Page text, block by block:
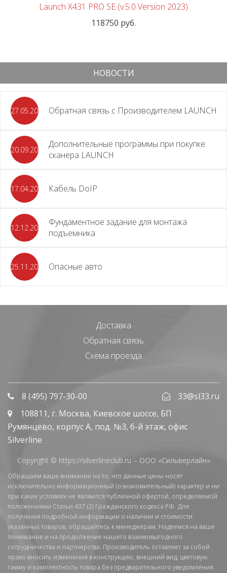
Launch X431 PRO SE (v.5.0 Version 2023)
118750 руб.
НОВОСТИ
27.05.2026 Обратная связь с Производителем LAUNCH
20.09.2025
Дополнительные программы при покупке
сканера LAUNCH
17.04.2024 Кабель DoIP
12.12.2023
Фундаментное задание для монтажа
подъемника
25.11.2023 Опасные авто
Доставка
Обратная связь
Схема проезда
8 (495) 797-30-00
33@sl33.ru
108811, г. Москва, Киевское шоссе, БП
Румянцево, корпус А, под. №3, 6-й этаж, офис
Silverline
Copyright © https://silverlineclub.ru – ООО «Сильверлайн»
Обращаем ваше внимание на то, что данные цены носят
исключительно информационный (ознакомительный) характер и ни
при каких условиях не являются публичной офертой, определяемой
положениями Статьи 437 (2) Гражданского кодекса РФ. Для
получения подробной информации о наличии и стоимости
указанных товаров, обращайтесь к менеджерам. Надеемся на ваше
понимание и на продолжение нашего взаимовыгодного
сотрудничества и партнерства. Производитель оставляет за собой
право вносить изменения в конструкцию, внешний вид, цветовую
гамму и комплектность товара без предварительного уведомления.